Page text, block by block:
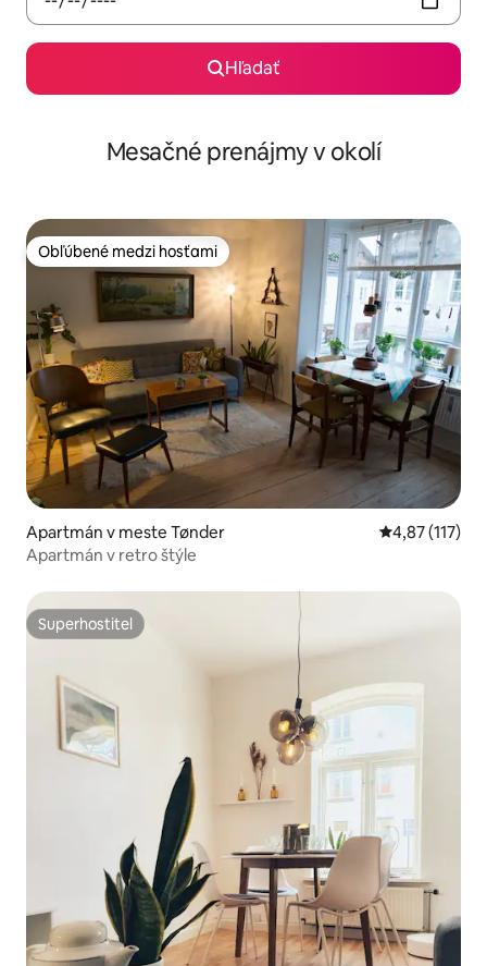
Hľadať
Mesačné prenájmy v okolí
Obľúbené medzi hosťami
Obľúbené medzi hosťami
Apartmán v meste Tønder Priemerné
4,87 (117)
Apartmán v retro štýle
Superhostiteľ
Superhostiteľ